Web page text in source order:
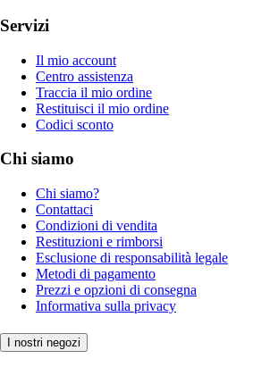
Servizi
Il mio account
Centro assistenza
Traccia il mio ordine
Restituisci il mio ordine
Codici sconto
Chi siamo
Chi siamo?
Contattaci
Condizioni di vendita
Restituzioni e rimborsi
Esclusione di responsabilità legale
Metodi di pagamento
Prezzi e opzioni di consegna
Informativa sulla privacy
I nostri negozi